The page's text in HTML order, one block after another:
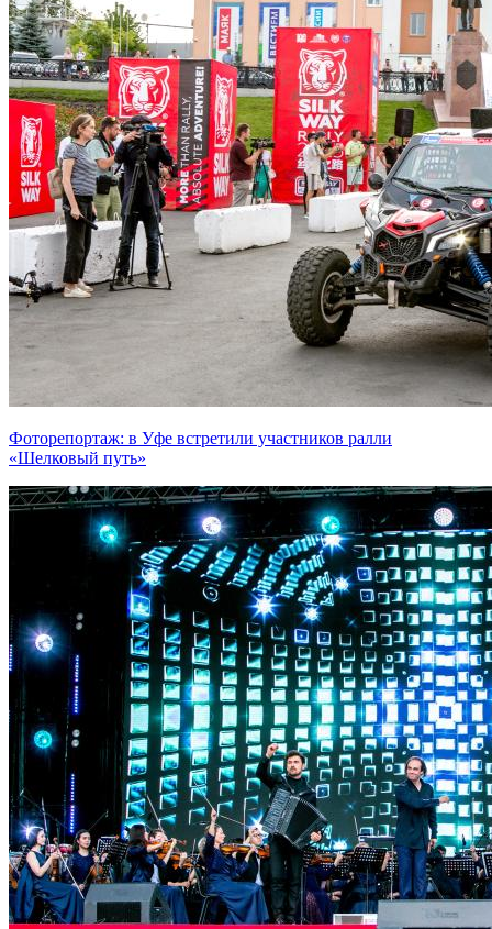
Фоторепортаж: в Уфе встретили участников ралли
«Шелковый путь»